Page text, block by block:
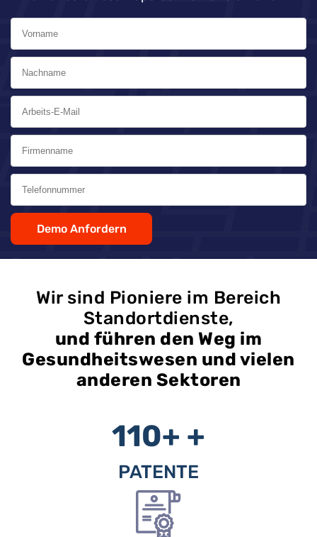
Demo Anfordern
Wir sind Pioniere im Bereich
Standortdienste,
und führen den Weg im
Gesundheitswesen und vielen
anderen Sektoren
110+ +
PATENTE